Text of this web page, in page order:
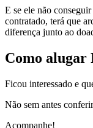
E se ele não
contratado, terá que
diferença junto ao
Como alugar
Ficou interessado e
Não sem antes
Acompanhe!